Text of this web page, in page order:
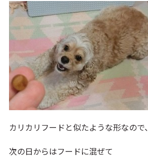
カリカリフードと似たような形なので、
次の日からはフードに混ぜて